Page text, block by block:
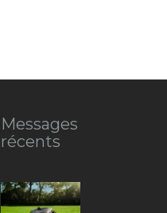
Messages
récents